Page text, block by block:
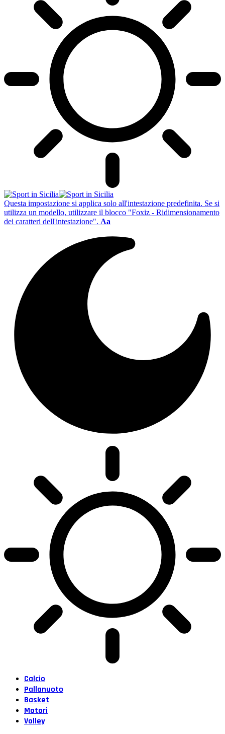
Questa impostazione si applica solo all'intestazione predefinita. Se si
utilizza un modello, utilizzare il blocco "Foxiz - Ridimensionamento
dei caratteri dell'intestazione". Aa
Calcio
Pallanuoto
Basket
Motori
Volley